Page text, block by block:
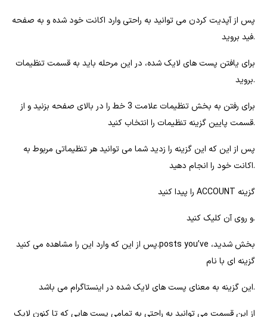
پس از آپدیت کردن می توانید به راحتی وارد اکانت خود شده و به صفحه
فید بروید.
برای یافتن پست های لایک شده، در این مرحله باید به قسمت تنظیمات
بروید.
برای رفتن به بخش تنظیمات علامت 3 خط را در بالای صفحه بزنید و از
قسمت پایین گزینه تنظیمات را انتخاب کنید.
پس از این که این گزینه را زدید شما می توانید هر تنظیماتی مربوط به
اکانت خود را انجام دهید.
را پیدا کنید ACCOUNT گزینه
و روی آن کلیک کنید.
پس از این که وارد این را مشاهده می کنید.posts you’ve بخش شدید،
گزینه ای با نام
این گزینه به معنای پست های لایک شده در اینستاگرام می باشد.
از این قسمت می توانید به راحتی به تمامی پست هایی که تا کنون لایک